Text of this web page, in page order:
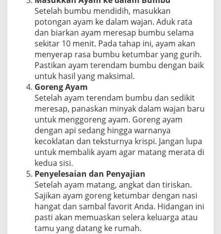
Setelah bumbu mendidih, masukkan
potongan ayam ke dalam wajan. Aduk rata
dan biarkan ayam meresap bumbu selama
sekitar 10 menit. Pada tahap ini, ayam akan
menyerap rasa bumbu ketumbar yang gurih.
Pastikan ayam terendam bumbu dengan baik
untuk hasil yang maksimal.
Goreng Ayam
Setelah ayam terendam bumbu dan sedikit
meresap, panaskan minyak dalam wajan baru
untuk menggoreng ayam. Goreng ayam
dengan api sedang hingga warnanya
kecoklatan dan teksturnya krispi. Jangan lupa
untuk membalik ayam agar matang merata di
kedua sisi.
Penyelesaian dan Penyajian
Setelah ayam matang, angkat dan tiriskan.
Sajikan ayam goreng ketumbar dengan nasi
hangat dan sambal favorit Anda. Hidangan ini
pasti akan memuaskan selera keluarga atau
tamu yang datang ke rumah.